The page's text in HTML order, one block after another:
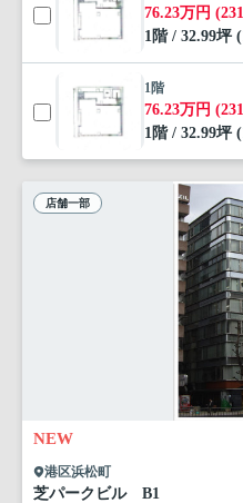
76.23万円
1階 / 32.99坪
1階
76.23万円
1階 / 32.99坪
店舗一部
NEW
港区浜松町
芝パークビル B1